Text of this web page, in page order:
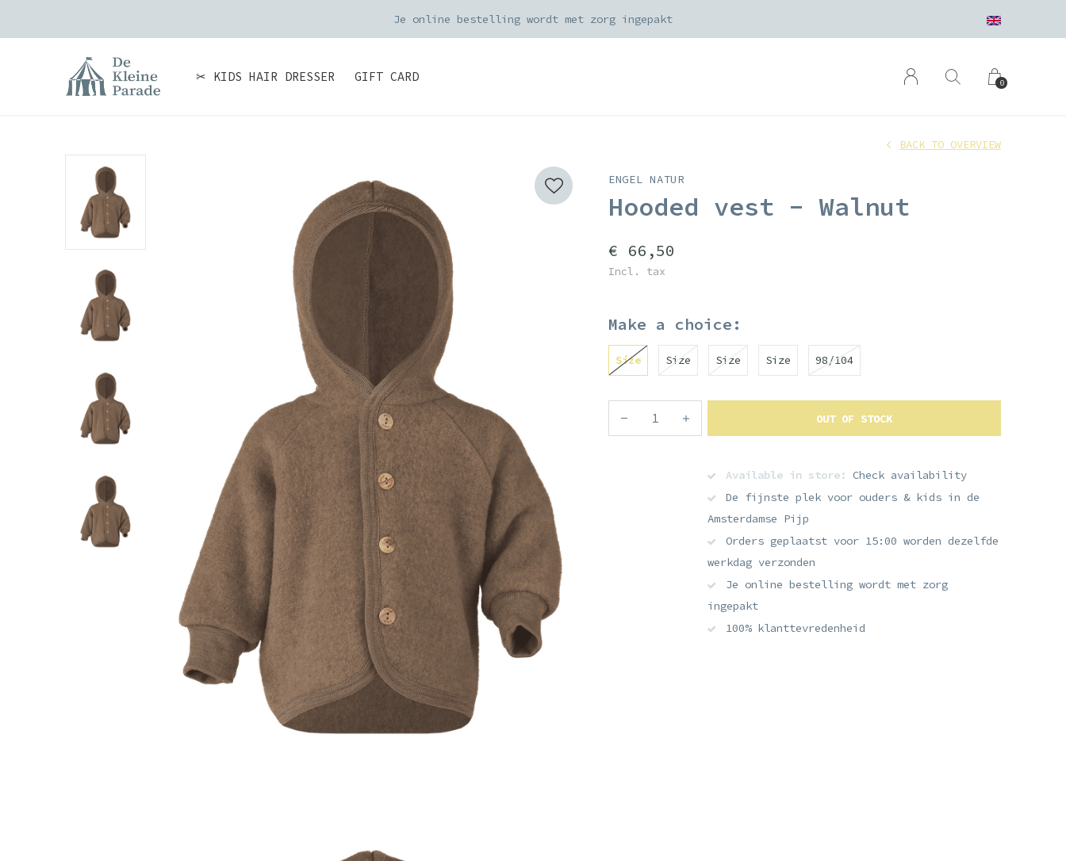
✂ KIDS HAIR DRESSER GIFT CARD 0
Je online bestelling wordt met zorg ingepakt
ENGEL NATUR
Hooded vest - Walnut
BACK TO OVERVIEW
€ 66,50
Incl. tax
Make a choice:
Size Size Size Size 98/104
OUT OF STOCK
Available in store: Check availability
De fijnste plek voor ouders & kids in de
Amsterdamse Pijp
Orders geplaatst voor 15:00 worden dezelfde
werkdag verzonden
Je online bestelling wordt met zorg
ingepakt
100% klanttevredenheid